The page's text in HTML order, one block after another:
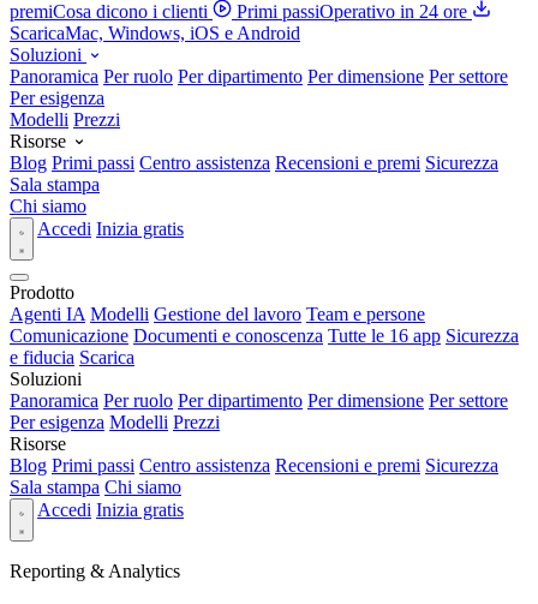
premiCosa dicono i clienti Primi passiOperativo in 24 ore
ScaricaMac, Windows, iOS e Android
Soluzioni
Panoramica Per ruolo Per dipartimento Per dimensione Per settore
Per esigenza
Modelli Prezzi
Risorse
Blog Primi passi Centro assistenza Recensioni e premi Sicurezza
Sala stampa
Chi siamo
Accedi Inizia gratis
Prodotto
Agenti IA Modelli Gestione del lavoro Team e persone
Comunicazione Documenti e conoscenza Tutte le 16 app Sicurezza
e fiducia Scarica
Soluzioni
Panoramica Per ruolo Per dipartimento Per dimensione Per settore
Per esigenza Modelli Prezzi
Risorse
Blog Primi passi Centro assistenza Recensioni e premi Sicurezza
Sala stampa Chi siamo
Accedi Inizia gratis
Reporting & Analytics